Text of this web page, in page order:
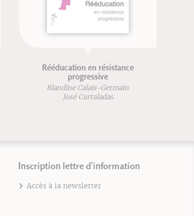
Les fossiles du Liban
Olivier Gaudant
Inscription lettre d'information
Accès à la newsletter